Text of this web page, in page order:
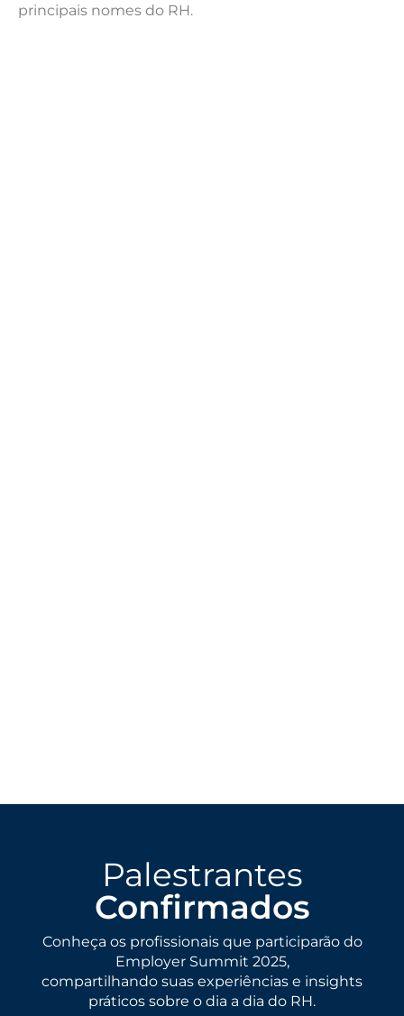
principais nomes do RH.
Palestrantes
Confirmados
Conheça os profissionais que participarão do
Employer Summit 2025,
compartilhando suas experiências e insights
práticos sobre o dia a dia do RH.